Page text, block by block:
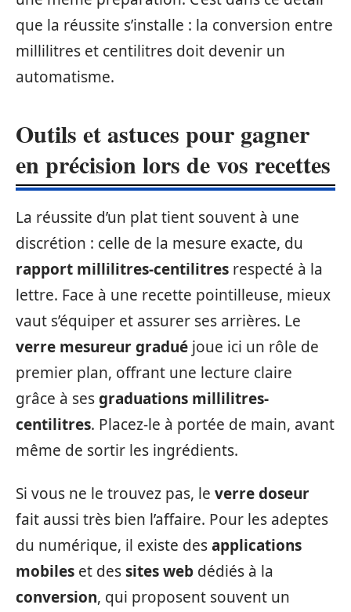
que la réussite s’installe : la conversion entre
millilitres et centilitres doit devenir un
automatisme.
Outils et astuces pour gagner
en précision lors de vos recettes
La réussite d’un plat tient souvent à une
discrétion : celle de la mesure exacte, du
rapport millilitres-centilitres respecté à la
lettre. Face à une recette pointilleuse, mieux
vaut s’équiper et assurer ses arrières. Le
verre mesureur gradué joue ici un rôle de
premier plan, offrant une lecture claire
grâce à sesgraduations millilitres-
centilitres. Placez-le à portée de main, avant
même de sortir les ingrédients.
Si vous ne le trouvez pas, le verre doseur
fait aussi très bien l’affaire. Pour les adeptes
du numérique, il existe desapplications
mobiles et dessites web dédiés à la
conversion, qui proposent souvent un